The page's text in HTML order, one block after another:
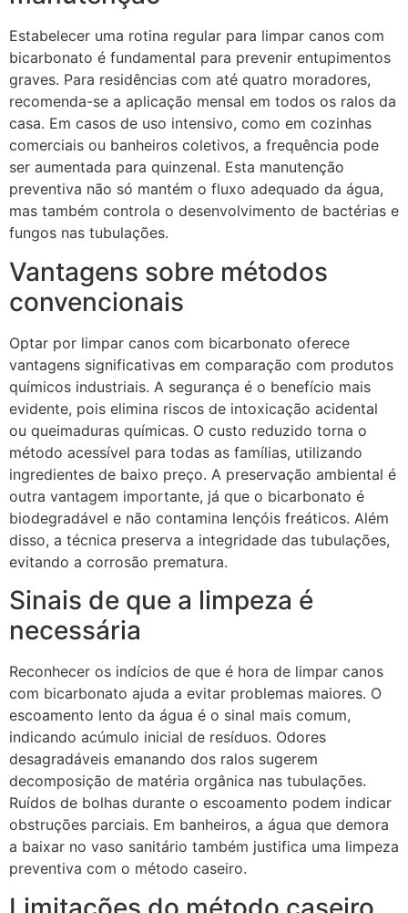
Estabelecer uma rotina regular para limpar canos com
bicarbonato é fundamental para prevenir entupimentos
graves. Para residências com até quatro moradores,
recomenda-se a aplicação mensal em todos os ralos da
casa. Em casos de uso intensivo, como em cozinhas
comerciais ou banheiros coletivos, a frequência pode
ser aumentada para quinzenal. Esta manutenção
preventiva não só mantém o fluxo adequado da água,
mas também controla o desenvolvimento de bactérias e
fungos nas tubulações.
Vantagens sobre métodos
convencionais
Optar por limpar canos com bicarbonato oferece
vantagens significativas em comparação com produtos
químicos industriais. A segurança é o benefício mais
evidente, pois elimina riscos de intoxicação acidental
ou queimaduras químicas. O custo reduzido torna o
método acessível para todas as famílias, utilizando
ingredientes de baixo preço. A preservação ambiental é
outra vantagem importante, já que o bicarbonato é
biodegradável e não contamina lençóis freáticos. Além
disso, a técnica preserva a integridade das tubulações,
evitando a corrosão prematura.
Sinais de que a limpeza é
necessária
Reconhecer os indícios de que é hora de limpar canos
com bicarbonato ajuda a evitar problemas maiores. O
escoamento lento da água é o sinal mais comum,
indicando acúmulo inicial de resíduos. Odores
desagradáveis emanando dos ralos sugerem
decomposição de matéria orgânica nas tubulações.
Ruídos de bolhas durante o escoamento podem indicar
obstruções parciais. Em banheiros, a água que demora
a baixar no vaso sanitário também justifica uma limpeza
preventiva com o método caseiro.